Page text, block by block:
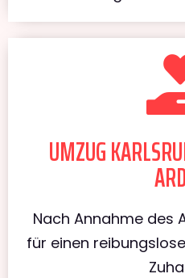
UMZUG
Nach Annahme des
für einen